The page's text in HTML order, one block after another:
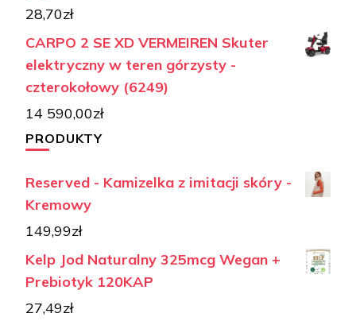
28,70zł
CARPO 2 SE XD VERMEIREN Skuter
elektryczny w teren górzysty -
czterokołowy (6249)
14 590,00zł
PRODUKTY
Reserved - Kamizelka z imitacji skóry -
Kremowy
149,99zł
Kelp Jod Naturalny 325mcg Wegan +
Prebiotyk 120KAP
27,49zł